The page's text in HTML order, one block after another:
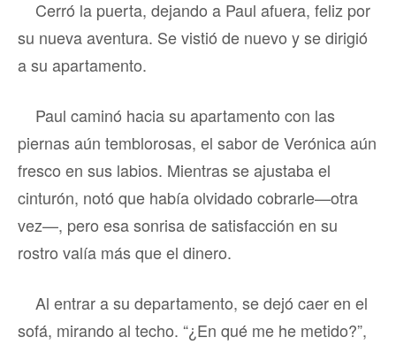
Cerró la puerta, dejando a Paul afuera, feliz por
su nueva aventura. Se vistió de nuevo y se dirigió
a su apartamento.
Paul caminó hacia su apartamento con las
piernas aún temblorosas, el sabor de Verónica aún
fresco en sus labios. Mientras se ajustaba el
cinturón, notó que había olvidado cobrarle—otra
vez—, pero esa sonrisa de satisfacción en su
rostro valía más que el dinero.
Al entrar a su departamento, se dejó caer en el
sofá, mirando al techo. “¿En qué me he metido?”,